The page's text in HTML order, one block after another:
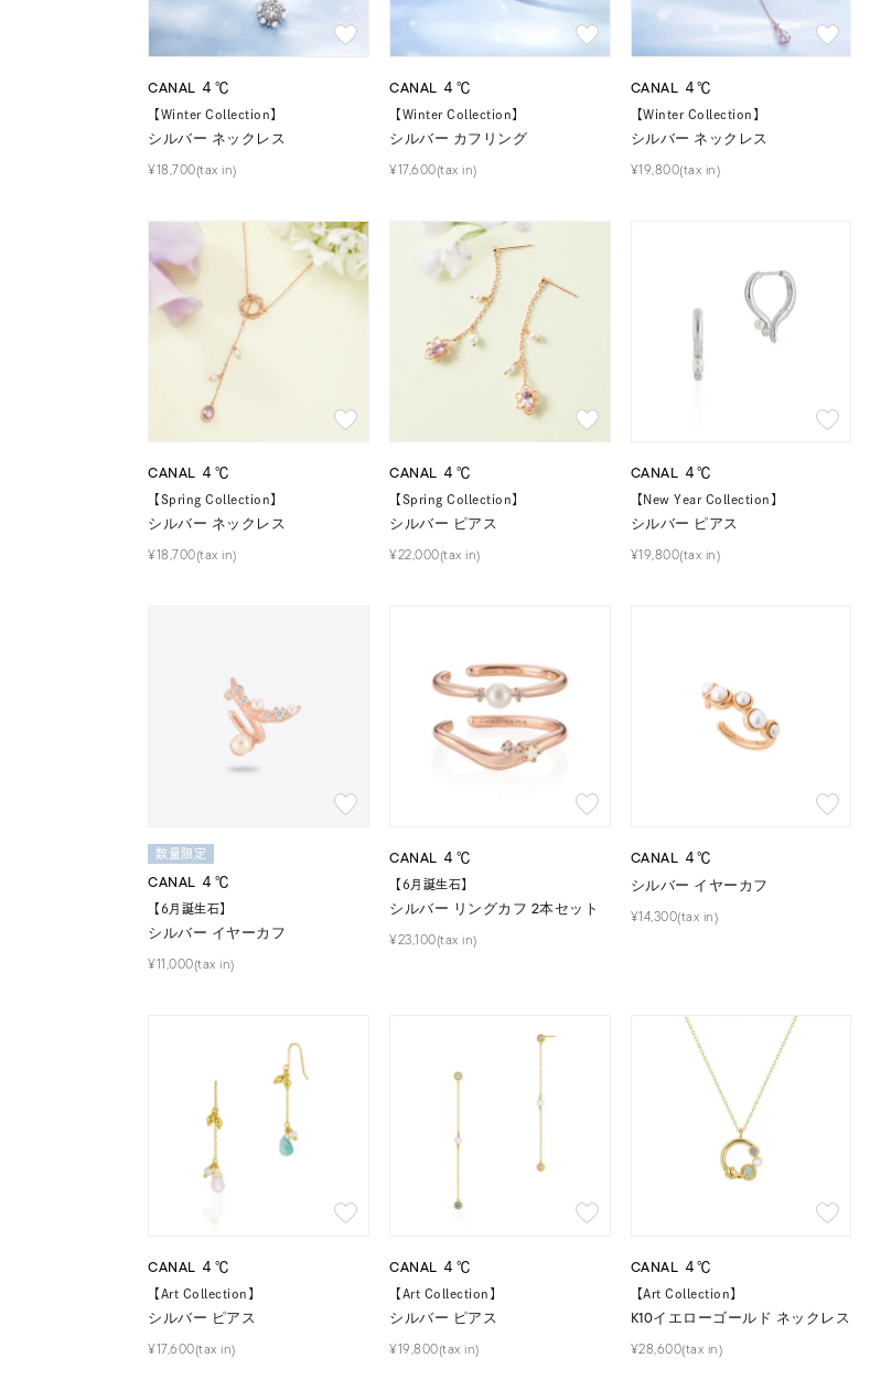
おすすめ順
お気に入り登録数
並び替え
CANAL ４℃
【Winter Collection】
シルバー ネックレス
¥18,700(tax in)
CANAL ４℃
【Winter Collection】
シルバー カフリング
¥17,600(tax in)
CANAL ４℃
【Winter Collection】
シルバー ネックレス
¥19,800(tax in)
CANAL ４℃
【Spring Collection】
シルバー ネックレス
¥18,700(tax in)
CANAL ４℃
【Spring Collection】
シルバー ピアス
¥22,000(tax in)
CANAL ４℃
【New Year Collection】
シルバー ピアス
¥19,800(tax in)
数量限定
CANAL ４℃
【6月誕生石】
シルバー イヤーカフ
¥11,000(tax in)
CANAL ４℃
【6月誕生石】
シルバー リングカフ 2本セット
¥23,100(tax in)
CANAL ４℃
シルバー イヤーカフ
¥14,300(tax in)
CANAL ４℃
【Art Collection】
シルバー ピアス
¥17,600(tax in)
CANAL ４℃
【Art Collection】
シルバー ピアス
¥19,800(tax in)
CANAL ４℃
【Art Collection】
K10イエローゴールド ネックレス
¥28,600(tax in)